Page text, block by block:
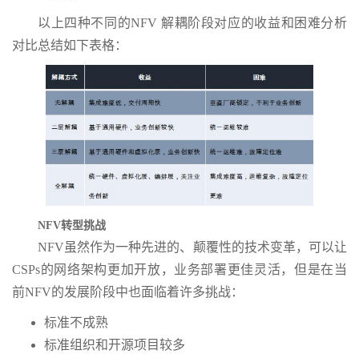
以上四种不同的NFV 解耦阶段对应的收益和困难分析
对比总结如下表格：
NFV转型挑战
NFV虽然作为一种先进的、颠覆性的技术变革，可以让
CSPs的网络架构更加开放，业务部署更佳灵活，但是在当
前NFV的发展阶段中也面临着许多挑战：
标准不成熟
标准组织和开源项目较多